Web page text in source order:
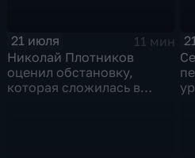
21 июля
11 мин
Николай Плотников
оценил обстановку,
которая сложилась в